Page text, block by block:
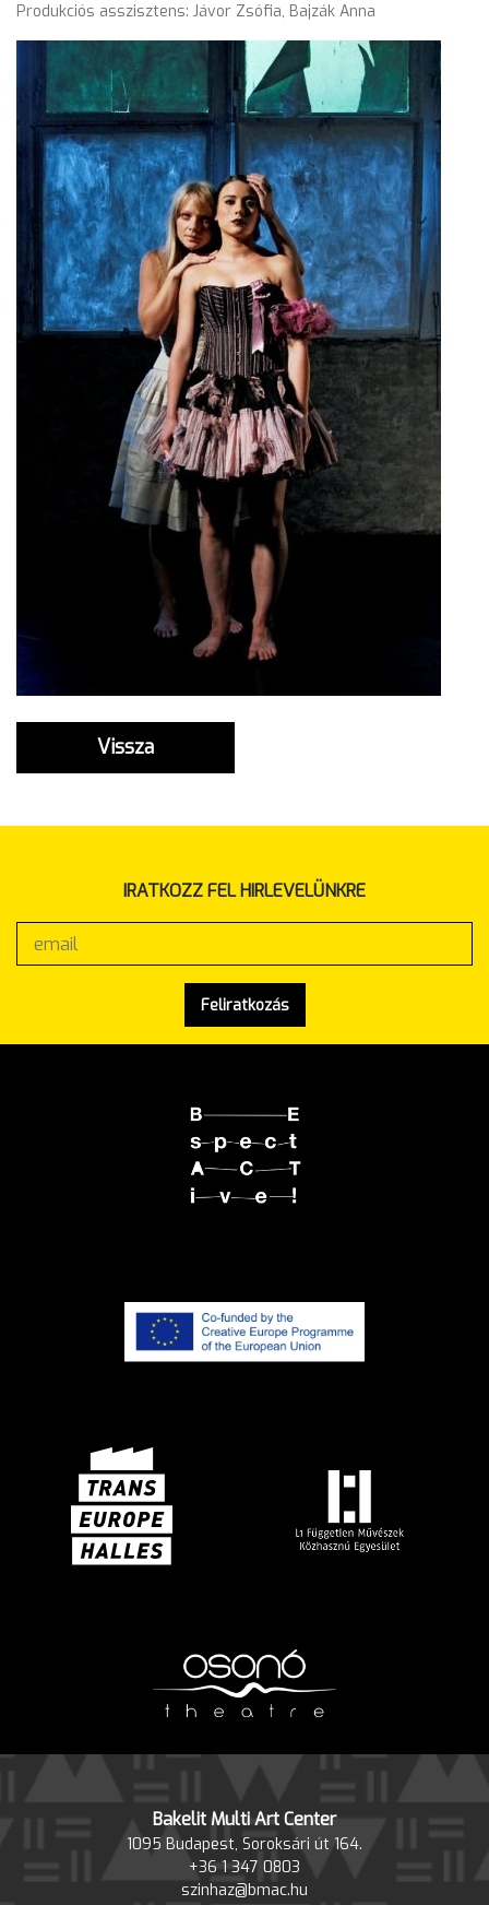
Produkciós asszisztens: Jávor Zsófia, Bajzák Anna
Vissza
IRATKOZZ FEL HIRLEVELÜNKRE
Bakelit Multi Art Center
1095 Budapest, Soroksári út 164.
+36 1 347 0803
szinhaz@bmac.hu